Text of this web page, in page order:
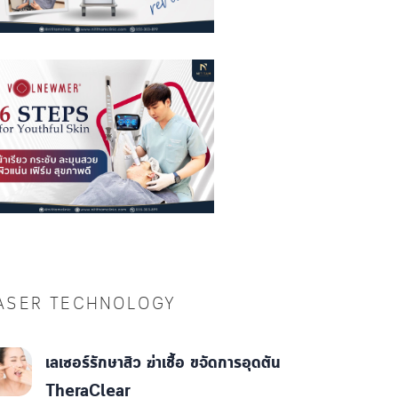
TECHNOLOGY
เลเซอร์รักษาสิว ฆ่าเชื้อ ขจัดการอุดตัน
TheraClear